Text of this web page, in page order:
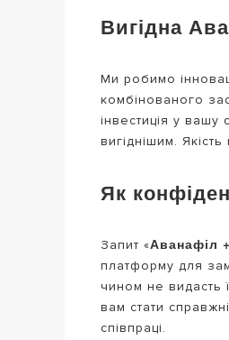
Вигідна
Ми робимо
комбінованого
інвестиція у
вигіднішим.
Як
Запит «Аванафіл
платформу для
чином не видасть
вам стати
співпраці.